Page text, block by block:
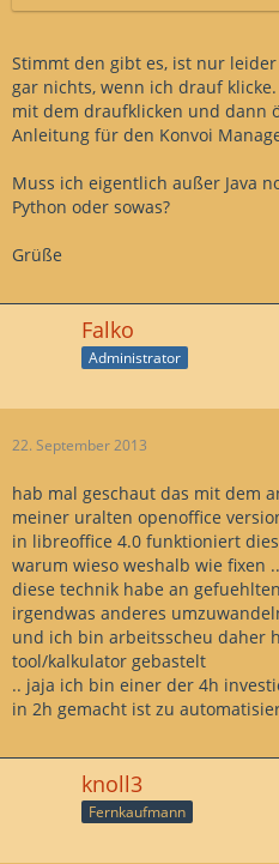
Stimmt den gibt es, ist nur
gar nichts, wenn ich drauf
mit dem draufklicken und dann
Anleitung für den Konvoi
Muss ich eigentlich außer Java
Python oder sowas?
Grüße
Falko
Administrator
22. September 2013
hab mal geschaut das mit dem
meiner uralten openoffice
in libreoffice 4.0 funktioniert
warum wieso weshalb wie fixen
diese technik habe an
irgendwas anderes
und ich bin arbeitsscheu daher
tool/kalkulator gebastelt
.. jaja ich bin einer der 4h
in 2h gemacht ist zu
knoll3
Fernkaufmann